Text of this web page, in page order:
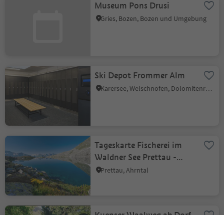
Museum Pons Drusi
Gries, Bozen, Bozen und Umgebung
Ski Depot Frommer Alm
Karersee, Welschnofen, Dolomitenregion Eggental
Tageskarte Fischerei im
Waldner See Prettau -
2330 m
Prettau, Ahrntal